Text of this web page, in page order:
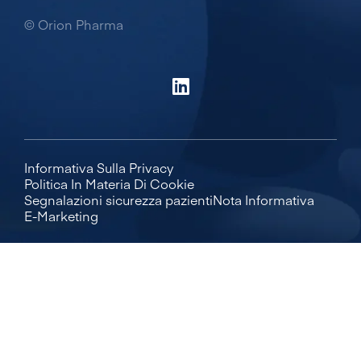
© Orion Pharma
Informativa Sulla Privacy
Politica In Materia Di Cookie
Segnalazioni sicurezza pazientiNota Informativa
E-Marketing